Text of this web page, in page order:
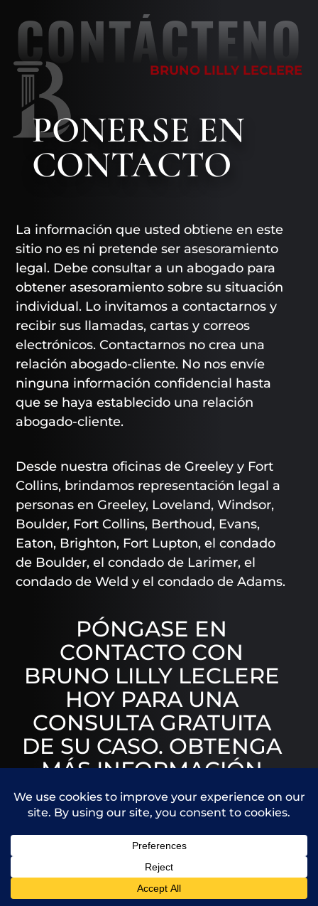
PONERSE EN
CONTACTO
BRUNO LILLY LECLERE
La información que usted obtiene en este
sitio no es ni pretende ser asesoramiento
legal. Debe consultar a un abogado para
obtener asesoramiento sobre su situación
individual. Lo invitamos a contactarnos y
recibir sus llamadas, cartas y correos
electrónicos. Contactarnos no crea una
relación abogado-cliente. No nos envíe
ninguna información confidencial hasta
que se haya establecido una relación
abogado-cliente.
Desde nuestra oficinas de Greeley y Fort
Collins, brindamos representación legal a
personas en Greeley, Loveland, Windsor,
Boulder, Fort Collins, Berthoud, Evans,
Eaton, Brighton, Fort Lupton, el condado
de Boulder, el condado de Larimer, el
condado de Weld y el condado de Adams.
PÓNGASE EN
CONTACTO CON
BRUNO LILLY LECLERE
HOY PARA UNA
CONSULTA GRATUITA
DE SU CASO. OBTENGA
MÁS INFORMACIÓN
SOBRE LO QUE
PODEMOS HACER POR
USTED.